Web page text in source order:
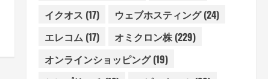
イクオス (17) ウェブホスティング(24)
エレコム(17) オミクロン株(229)
オンラインショッピング(19)